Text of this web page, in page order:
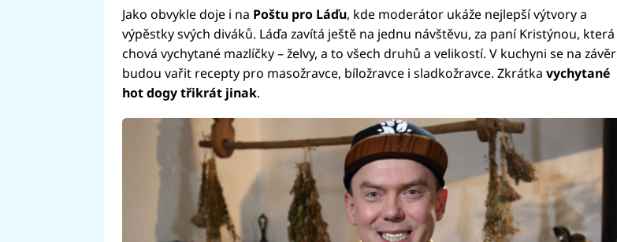
Jako obvykle doje i na Poštu pro Láďu, kde moderátor ukáže nejlepší výtvory a
výpěstky svých diváků. Láďa zavítá ještě na jednu návštěvu, za paní Kristýnou, která
chová vychytané mazlíčky – želvy, a to všech druhů a velikostí. V kuchyni se na závěr
budou vařit recepty pro masožravce, bíložravce i sladkožravce. Zkrátka vychytané
hot dogy třikrát jinak.